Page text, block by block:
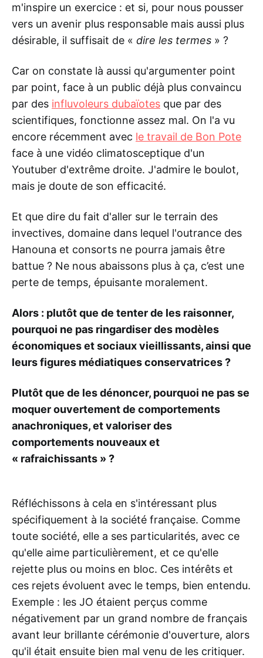
m'inspire un exercice : et si, pour nous pousser
vers un avenir plus responsable mais aussi plus
désirable, il suffisait de « dire les termes » ?
Car on constate là aussi qu'argumenter point
par point, face à un public déjà plus convaincu
par des influvoleurs dubaïotes que par des
scientifiques, fonctionne assez mal. On l'a vu
encore récemment avec le travail de Bon Pote
face à une vidéo climatosceptique d'un
Youtuber d'extrême droite. J'admire le boulot,
mais je doute de son efficacité.
Et que dire du fait d'aller sur le terrain des
invectives, domaine dans lequel l'outrance des
Hanouna et consorts ne pourra jamais être
battue ? Ne nous abaissons plus à ça, c’est une
perte de temps, épuisante moralement.
Alors : plutôt que de tenter de les raisonner,
pourquoi ne pas ringardiser des modèles
économiques et sociaux vieillissants, ainsi que
leurs figures médiatiques conservatrices ?
Plutôt que de les dénoncer, pourquoi ne pas se
moquer ouvertement de comportements
anachroniques, et valoriser des
comportements nouveaux et
« rafraichissants » ?
Réfléchissons à cela en s'intéressant plus
spécifiquement à la société française. Comme
toute société, elle a ses particularités, avec ce
qu'elle aime particulièrement, et ce qu'elle
rejette plus ou moins en bloc. Ces intérêts et
ces rejets évoluent avec le temps, bien entendu.
Exemple : les JO étaient perçus comme
négativement par un grand nombre de français
avant leur brillante cérémonie d'ouverture, alors
qu'il était ensuite bien mal venu de les critiquer.